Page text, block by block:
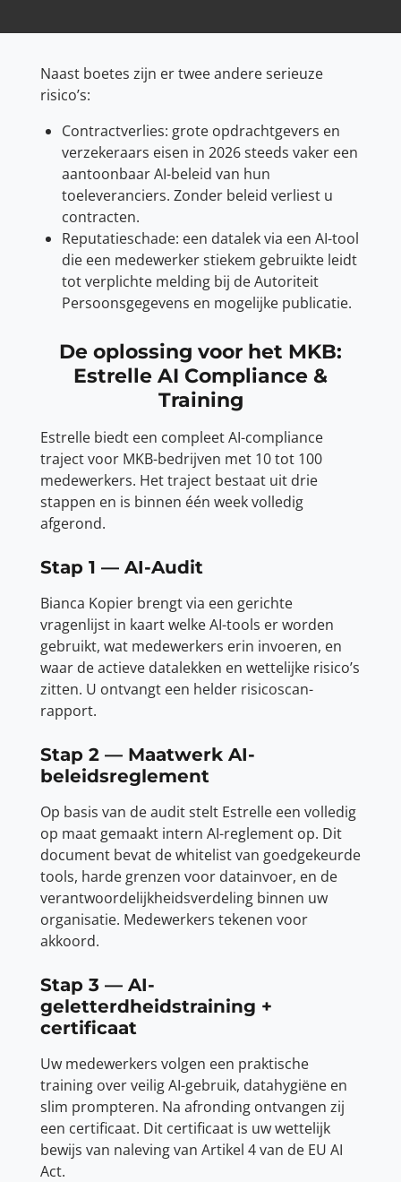
Naast boetes zijn er twee andere serieuze
risico’s:
Contractverlies: grote opdrachtgevers en
verzekeraars eisen in 2026 steeds vaker een
aantoonbaar AI-beleid van hun
toeleveranciers. Zonder beleid verliest u
contracten.
Reputatieschade: een datalek via een AI-tool
die een medewerker stiekem gebruikte leidt
tot verplichte melding bij de Autoriteit
Persoonsgegevens en mogelijke publicatie.
De oplossing voor het MKB:
Estrelle AI Compliance &
Training
Estrelle biedt een compleet AI-compliance
traject voor MKB-bedrijven met 10 tot 100
medewerkers. Het traject bestaat uit drie
stappen en is binnen één week volledig
afgerond.
Stap 1 — AI-Audit
Bianca Kopier brengt via een gerichte
vragenlijst in kaart welke AI-tools er worden
gebruikt, wat medewerkers erin invoeren, en
waar de actieve datalekken en wettelijke risico’s
zitten. U ontvangt een helder risicoscan-
rapport.
Stap 2 — Maatwerk AI-
beleidsreglement
Op basis van de audit stelt Estrelle een volledig
op maat gemaakt intern AI-reglement op. Dit
document bevat de whitelist van goedgekeurde
tools, harde grenzen voor datainvoer, en de
verantwoordelijkheidsverdeling binnen uw
organisatie. Medewerkers tekenen voor
akkoord.
Stap 3 — AI-
geletterdheidstraining +
certificaat
Uw medewerkers volgen een praktische
training over veilig AI-gebruik, datahygiëne en
slim prompteren. Na afronding ontvangen zij
een certificaat. Dit certificaat is uw wettelijk
bewijs van naleving van Artikel 4 van de EU AI
Act.